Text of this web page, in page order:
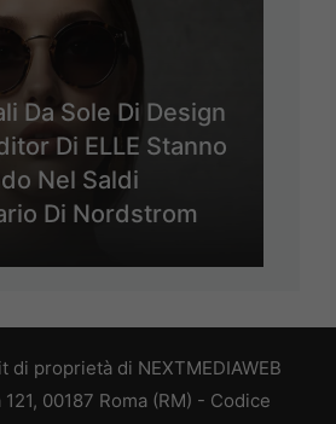
Da Sole Di Design
Di ELLE Stanno
Nel Saldi
Di Nordstrom
di proprietà di NEXTMEDIAWEB
00187 Roma (RM) - Codice